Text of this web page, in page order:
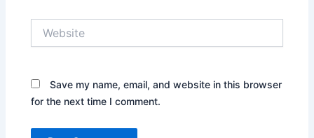
Save my name, email, and website in this browser
for the next time I comment.